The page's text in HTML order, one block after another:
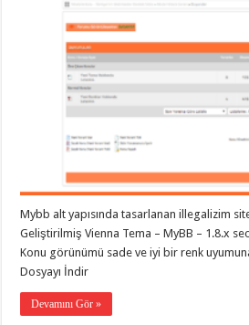
organizasyon,
organizasyon,
gaziantep
organizasyon,
gaziantep
organizasyon,
gaziantep
organizasyon,
gaziantep
palyaço,
twitter
Mybb alt yapısında tasarlanan illegalizim
Geliştirilmiş Vienna Tema – MyBB – 1.8.x
Konu görünümü sade ve iyi bir renk
Dosyayı İndir
Devamını Gör »